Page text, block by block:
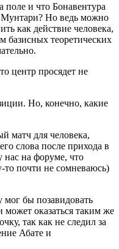
и что Бонавентура
Мунтари? Но ведь можно
как действие человека,
базисных теоретических
центр просядет не
Но, конечно, какие
матч для человека,
слова после прихода в
нас на форуме, что
то почти не сомневаюсь)
бы позавидовать
оказаться таким же
так как не следил за
Абате и